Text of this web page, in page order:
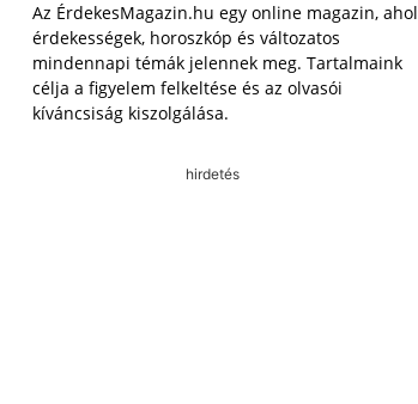
Az ÉrdekesMagazin.hu egy online magazin, ahol
érdekességek, horoszkóp és változatos
mindennapi témák jelennek meg. Tartalmaink
célja a figyelem felkeltése és az olvasói
kíváncsiság kiszolgálása.
hirdetés